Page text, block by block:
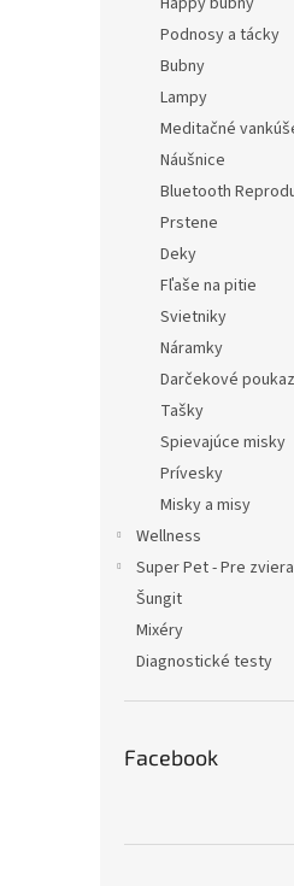
Podnosy a tácky
Bubny
Lampy
Meditačné
Náušnice
Bluetooth
Prstene
Deky
Fľaše na pitie
Svietniky
Náramky
Darčekové
Tašky
Spievajúce misky
Prívesky
Misky a misy
Wellness
Super Pet - Pre
Šungit
Mixéry
Diagnostické testy
Facebook